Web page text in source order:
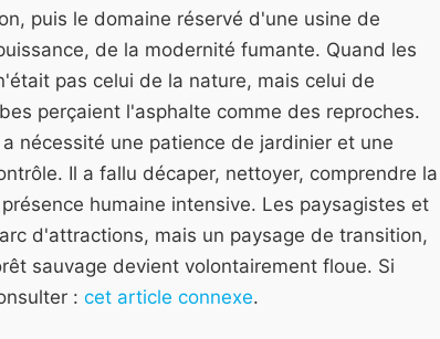
puis le domaine réservé d'une usine de
de la modernité fumante. Quand les
pas celui de la nature, mais celui de
perçaient l'asphalte comme des reproches.
nécessité une patience de jardinier et une
Il a fallu décaper, nettoyer, comprendre la
humaine intensive. Les paysagistes et
d'attractions, mais un paysage de transition,
sauvage devient volontairement floue. Si
: cet article connexe.